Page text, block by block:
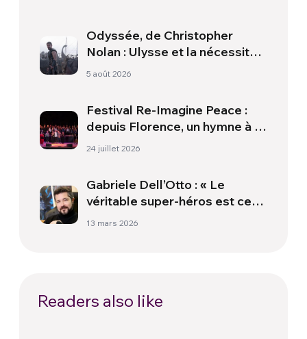
Odyssée, de Christopher
Nolan : Ulysse et la nécessité
d’une nouvelle aube
5 août 2026
Festival Re-Imagine Peace :
depuis Florence, un hymne à la
paix
24 juillet 2026
Gabriele Dell’Otto : « Le
véritable super-héros est celui
qui parvient à vivre
13 mars 2026
Readers also like